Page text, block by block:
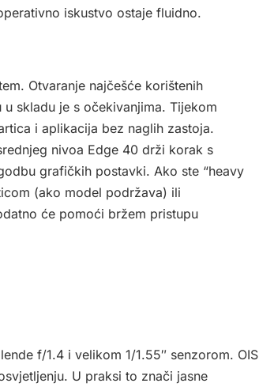
iskustvo ostaje fluidno.
Otvaranje najčešće korištenih
skladu je s očekivanjima. Tijekom
i aplikacija bez naglih zastoja.
nivoa Edge 40 drži korak s
grafičkih postavki. Ako ste “heavy
(ako model podržava) ili
će pomoći bržem pristupu
f/1.4 i velikom 1/1.55″ senzorom. OIS
U praksi to znači jasne